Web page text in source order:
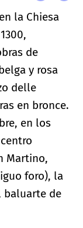
la Chiesa
de
y rosa
delle
en bronce.
en los
Martino,
foro), la
baluarte de